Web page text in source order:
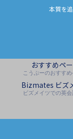
本質を
おすすめペ
こうぷーのおすす
Bizmates ビズ
ビズメイツでの英